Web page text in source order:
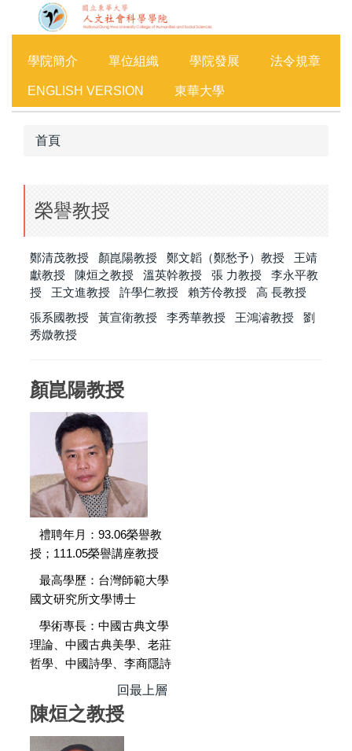
容
學院簡介 單位組織 學院發展 法令規章
ENGLISH VERSION 東華大學
首頁
榮譽教授
鄭清茂教授 顏崑陽教授 鄭文韜（鄭愁予）教授
王靖
獻教授
陳烜之教授 溫英幹教授 張 力教授
李永平教
授
王文進教授 許學仁教授 賴芳伶教授
高 長教授
張系國教授
黃宣衛教授 李秀華教授 王鴻濬教授
劉
秀媺教授
顏崑陽教授
禮聘年月：93.06榮譽教
授；111.05榮譽講座教授
最高學歷：台灣師範大學
國文研究所文學博士
學術專長：中國古典文學
理論、中國古典美學、老莊
哲學、中國詩學、李商隱詩
回最上層
陳烜之教授